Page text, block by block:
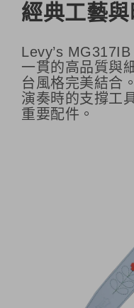
經典工藝
Levy’s
一貫的高品質與
台風格完美結合
演奏時的支撐工
重要配件。